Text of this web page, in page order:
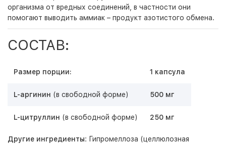
организма от вредных соединений, в частности они
помогают выводить аммиак – продукт азотистого обмена.
СОСТАВ:
Размер порции: 1 капсула
L-аргинин (в свободной форме) 500 мг
L-цитруллин (в свободной форме) 250 мг
Другие ингредиенты: Гипромеллоза (целлюлозная